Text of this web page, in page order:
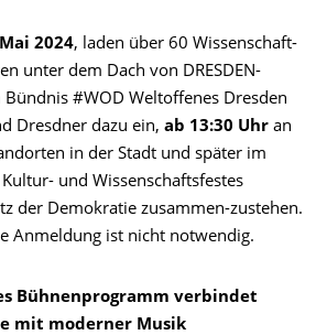
2024, laden über 60 Wissenschaft-
unter dem Dach von DRESDEN-
Bündnis #WOD Weltoffenes Dresden
Dresdner dazu ein, ab 13:30 Uhr an
in der Stadt und später im
und Wissenschaftsfestes
der Demokratie zusammen-zustehen.
Anmeldung ist nicht notwendig.
Bühnenprogramm verbindet
mit moderner Musik